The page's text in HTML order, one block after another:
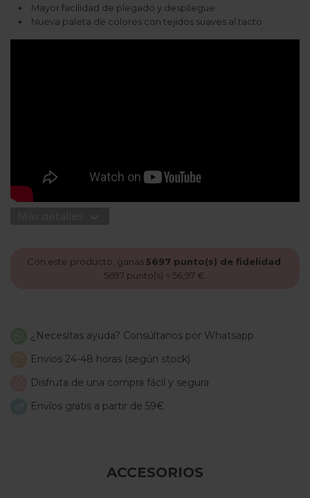
Mayor facilidad de plegado y despliegue
Nueva paleta de colores con tejidos suaves al tacto
Con este producto, ganas5697 punto(s) de fidelidad
5697 punto(s) = 56,97 €
¿Necesitas ayuda? Consúltanos por Whatsapp
Envíos 24-48 horas (según stock)
Disfruta de una compra fácil y segura
Envíos gratis a partir de 59€
ACCESORIOS